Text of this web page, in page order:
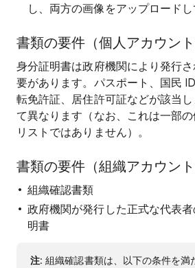
し、両方の画像をアップロードし
書類の要件（個人アカウント
身分証明書は政府機関により発行
要があります。パスポート、国民
転免許証、居住許可証などが該当
て異なります（なお、これは一部
リストではありません）。
書類の要件（組織アカウント
組織確認書類
政府機関が発行した正式な代表
明書
注: 組織確認書類は、以下の条件を満